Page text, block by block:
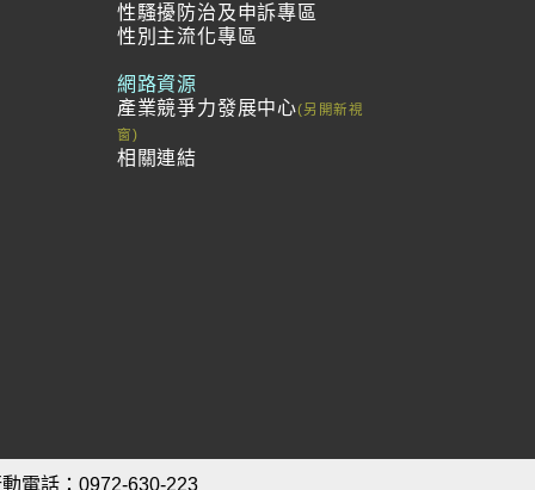
性騷擾防治及申訴專區
性別主流化專區
網路資源
產業競爭力發展中心
相關連結
電話：0972-630-223